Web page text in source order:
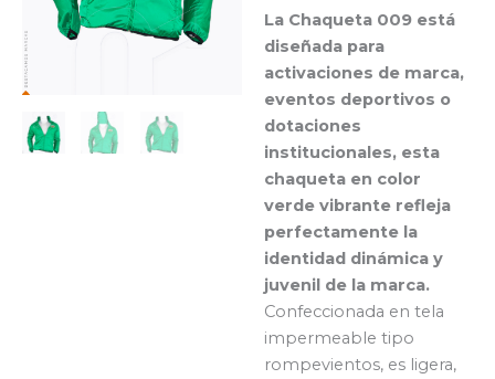
La Chaqueta 009 está
diseñada para
activaciones de marca,
eventos deportivos o
dotaciones
institucionales, esta
chaqueta en color
verde vibrante refleja
perfectamente la
identidad dinámica y
juvenil de la marca.
Confeccionada en tela
impermeable tipo
rompevientos, es ligera,